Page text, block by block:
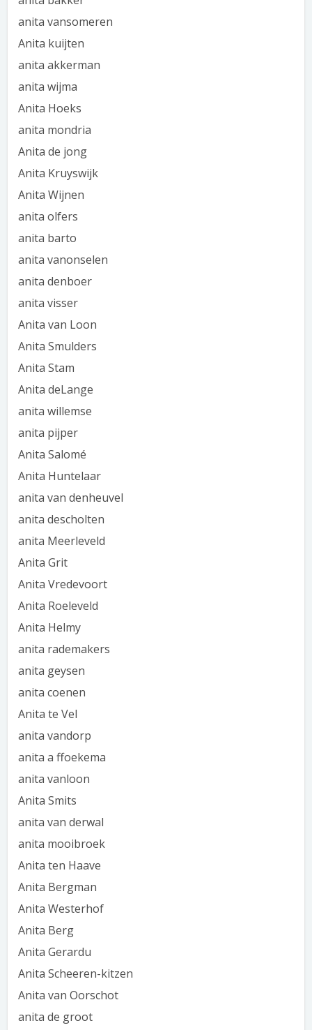
anita vansomeren
Anita kuijten
anita akkerman
anita wijma
Anita Hoeks
anita mondria
Anita de jong
Anita Kruyswijk
Anita Wijnen
anita olfers
anita barto
anita vanonselen
anita denboer
anita visser
Anita van Loon
Anita Smulders
Anita Stam
Anita deLange
anita willemse
anita pijper
Anita Salomé
Anita Huntelaar
anita van denheuvel
anita descholten
anita Meerleveld
Anita Grit
Anita Vredevoort
Anita Roeleveld
Anita Helmy
anita rademakers
anita geysen
anita coenen
Anita te Vel
anita vandorp
anita a ffoekema
anita vanloon
Anita Smits
anita van derwal
anita mooibroek
Anita ten Haave
Anita Bergman
Anita Westerhof
Anita Berg
Anita Gerardu
Anita Scheeren-kitzen
Anita van Oorschot
anita de groot